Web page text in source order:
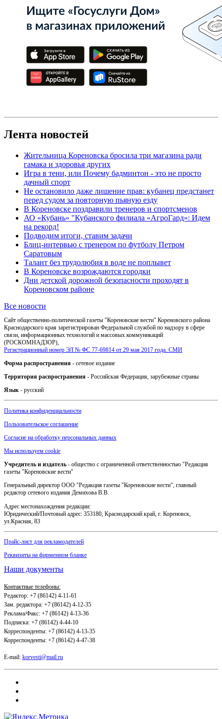
Лента новостей
Жительница Кореновска бросила три магазина ради
гамака и здоровья других
Игра в тени, или Почему бадминтон - это не просто
дачный спорт
Не остановило даже лишение прав: кубанец предстанет
перед судом за повторную пьяную езду
В Кореновске поздравили тренеров и спортсменов
АО «Кубань» "Кубанского филиала «АгроГард»: Идем
на рекорд!
Подводим итоги, ставим задачи
Блиц-интервью с тренером по футболу Петром
Саратовым
Талант без трудолюбия в воде не поплывет
В Кореновске возрождаются городки
Дни детской дорожной безопасности проходят в
Кореновском районе
Все новости
Сайт общественно-политической газеты "Кореновские вести" Кореновского района
Краснодарского края зарегистрирован Федеральной службой по надзору в сфере
связи, информационных технологий и массовых коммуникаций
(РОСКОМНАДЗОР),
Регистрационный номер ЭЛ № ФС 77-69814 от 29 мая 2017 года. СМИ
Форма распространения - сетевое издание
Территория распространения - Российская Федерация, зарубежные страны
Язык - русский
Политика конфиденциальности
Пользовательское соглашение
Согласие на обработку персональных данных
Мы используем cookie
Учредитель и издатель - общество с ограниченной ответственностью "Редакция
газеты "Кореновские вести"
Генеральный директор ООО "Редакция газеты "Кореновские вести", главный
редактор сетевого издания Демихова В.В.
Адрес местонахождения редакции:
Юридический/Почтовый адрес: 353180, Краснодарский край, г. Кореновск,
ул.Красная, 83
Прайс-лист для рекламодателей
Реквизиты на фирменном бланке
Наши документы
Контактные телефоны:
Редактор: +7 (86142) 4-11-61
Зам. редактора: +7 (86142) 4-12-35
Реклама/Факс: +7 (86142) 4-13-36
Подписка: +7 (86142) 4-44-10
Корреспонденты: +7 (86142) 4-13-35
Корреспонденты: +7 (86142) 4-47-38
E-mail: korvesti@mail.ru